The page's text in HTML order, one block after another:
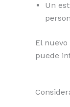
Un
El
puede